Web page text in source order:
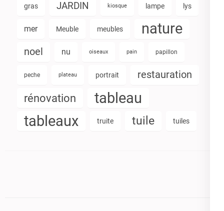
gras JARDIN kiosque lampe lys
mer Meuble meubles nature
noel nu oiseaux pain papillon
peche plateau portrait restauration
rénovation
tableau
tableaux
truite tuile tuiles